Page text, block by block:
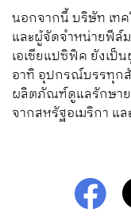
นอกจากนี้ บริษัท เทค
และผู้จัดจำหน่ายฟีล์
เอเชียแปซิฟิค ยังเป็
อาทิ อุปกรณ์บรรทุกสั
ผลิตภัณฑ์ดูแลรักษาย
จากสหรัฐอเมริกา แ